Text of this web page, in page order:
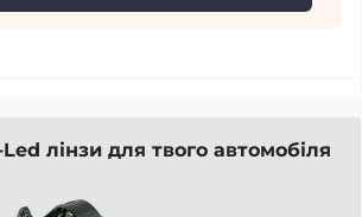
лінзи для твого автомобіля